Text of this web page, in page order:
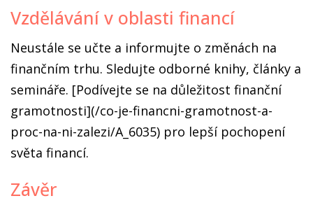
Vzdělávání v oblasti financí
Neustále se učte a informujte o změnách na
finančním trhu. Sledujte odborné knihy, články a
semináře. [Podívejte se na důležitost finanční
gramotnosti](/co-je-financni-gramotnost-a-
proc-na-ni-zalezi/A_6035) pro lepší pochopení
světa financí.
Závěr